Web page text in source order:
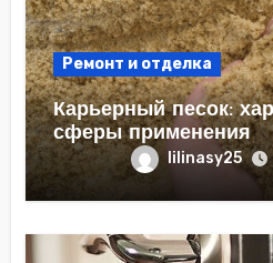
Ремонт и отделка
Карьерный песок:
сферы применения
lilinasy25